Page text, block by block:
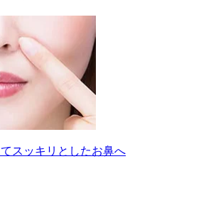
スッキリとしたお鼻へ